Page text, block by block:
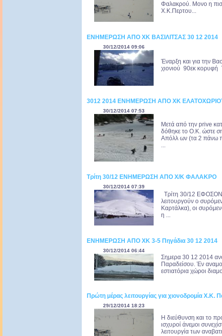
Φαλακρού. Μονο η
Χ.Κ.Περτου...
ΕΝΗΜΕΡΩΣΗ ΑΠΟ ΧΚ ΒΑΣΙΛΙΤΣΑΣ 30 12 2014
30/12/2014 09:06
Έναρξη και για την
χιονιού 90εκ κορυφή
3012 2014 ΕΝΗΜΕΡΩΣΗ ΑΠΟ ΧΚ
30/12/2014 07:53
Μετά από την prive
δόθηκε το O.K. ώστε
Απόλλ ων (τα 2 πάνω
...
Τρίτη 30/12 ΕΝΗΜΕΡΩΣΗ ΑΠΟ Χ/Κ ΦΑΛΑΚΡΟ
30/12/2014 07:39
Τρίτη 30/12
λειτουργούν ο
Καρτάλκα), οι
η ...
ΕΝΗΜΕΡΩΣΗ ΑΠΟ ΧΚ 3-5 Πηγάδια 30 12 2014
30/12/2014 06:44
Σημερα 30 12 2014
Παραδείσου. Έν
εστιατόρια χώροι
Πρώτη μέρας λειτουργίας για χιονοδρομία Χ.Κ.
29/12/2014 18:23
Η διεύθυνση και το
ισχυροί άνεμοι
λειτουργία των